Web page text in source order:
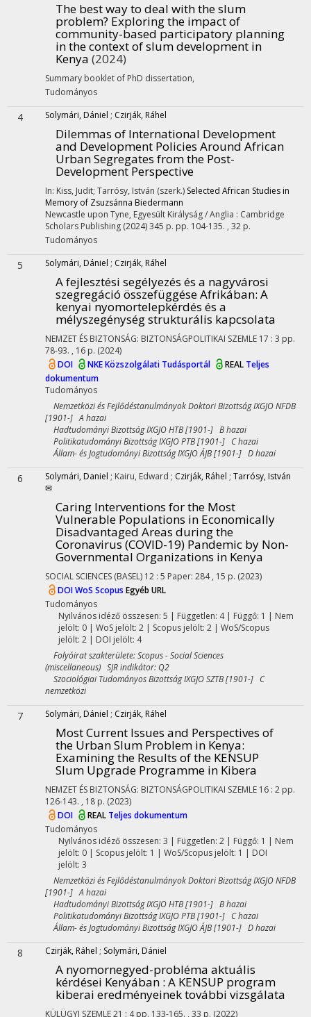
The best way to deal with the slum
problem? Exploring the impact of
community-based participatory planning
in the context of slum development in
Kenya (2024)
Summary booklet of PhD dissertation,
Tudományos
4 Solymári, Dániel ; Czirják, Ráhel
Dilemmas of International Development
and Development Policies Around African
Urban Segregates from the Post-
Development Perspective
In: Kiss, Judit; Tarrósy, István (szerk.) Selected African Studies in
Memory of Zsuzsánna Biedermann
Newcastle upon Tyne, Egyesült Királyság / Anglia : Cambridge
Scholars Publishing (2024)345 p. pp. 104-135. , 32 p.
Tudományos
5 Solymári, Dániel ; Czirják, Ráhel
A fejlesztési segélyezés és a nagyvárosi
szegregáció összefüggése Afrikában: A
kenyai nyomortelepkérdés és a
mélyszegénység strukturális kapcsolata
NEMZET ÉS BIZTONSÁG: BIZTONSÁGPOLITIKAI SZEMLE 17 : 3 pp.
78-93. , 16 p. (2024)
DOI
NKE Közszolgálati Tudásportál REAL Teljes
dokumentum
Tudományos
Nemzetközi és Fejlődéstanulmányok Doktori Bizottság IXGJO NFDB
[1901-] A hazai
Hadtudományi Bizottság IXGJO HTB [1901-] B hazai
Politikatudományi Bizottság IXGJO PTB [1901-] C hazai
Állam- és Jogtudományi Bizottság IXGJO ÁJB [1901-] D hazai
6 Solymári, Daniel ; Kairu, Edward ; Czirják, Ráhel ; Tarrósy, István
✉
Caring Interventions for the Most
Vulnerable Populations in Economically
Disadvantaged Areas during the
Coronavirus (COVID-19) Pandemic by Non-
Governmental Organizations in Kenya
SOCIAL SCIENCES (BASEL) 12 : 5 Paper: 284 , 15 p. (2023)
DOIWoS Scopus Egyéb URL
Tudományos
Nyilvános idéző összesen: 5 | Független: 4 | Függő: 1 | Nem
jelölt: 0 | WoS jelölt: 2 | Scopus jelölt: 2 | WoS/Scopus
jelölt: 2 | DOI jelölt: 4
Folyóirat szakterülete: Scopus - Social Sciences
(miscellaneous) SJR indikátor: Q2
Szociológiai Tudományos Bizottság IXGJO SZTB [1901-] C
nemzetközi
7 Solymári, Dániel ; Czirják, Ráhel
Most Current Issues and Perspectives of
the Urban Slum Problem in Kenya:
Examining the Results of the KENSUP
Slum Upgrade Programme in Kibera
NEMZET ÉS BIZTONSÁG: BIZTONSÁGPOLITIKAI SZEMLE 16 : 2 pp.
126-143. , 18 p. (2023)
DOI
REAL Teljes dokumentum
Tudományos
Nyilvános idéző összesen: 3 | Független: 2 | Függő: 1 | Nem
jelölt: 0 | Scopus jelölt: 1 | WoS/Scopus jelölt: 1 | DOI
jelölt: 3
Nemzetközi és Fejlődéstanulmányok Doktori Bizottság IXGJO NFDB
[1901-] A hazai
Hadtudományi Bizottság IXGJO HTB [1901-] B hazai
Politikatudományi Bizottság IXGJO PTB [1901-] C hazai
Állam- és Jogtudományi Bizottság IXGJO ÁJB [1901-] D hazai
8 Czirják, Ráhel ; Solymári, Dániel
A nyomornegyed-probléma aktuális
kérdései Kenyában : A KENSUP program
kiberai eredményeinek további vizsgálata
KÜLÜGYI SZEMLE21 : 4 pp. 133-165. , 33 p. (2022)